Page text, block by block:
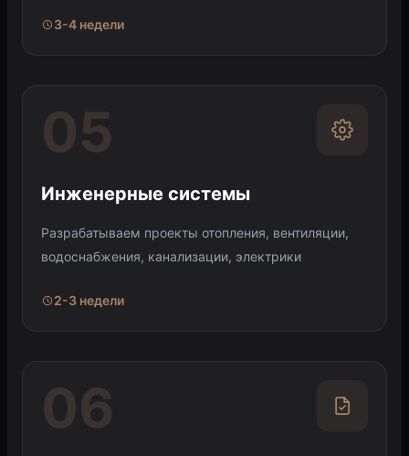
3-4 недели
05
Инженерные системы
Разрабатываем проекты отопления, вентиляции,
водоснабжения, канализации, электрики
2-3 недели
06